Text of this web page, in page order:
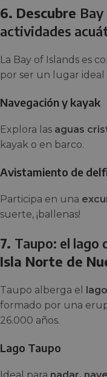
6. Descubre
actividades
La Bay of Islands es
por ser un lugar ideal
Navegación y kayak
Explora las aguas
kayak o en barco.
Avistamiento de
Participa en una
suerte, ¡ballenas!
7. Taupo: el lago
Isla Norte de
Taupo alberga el
formado por una
26.000 años.
Lago Taupo